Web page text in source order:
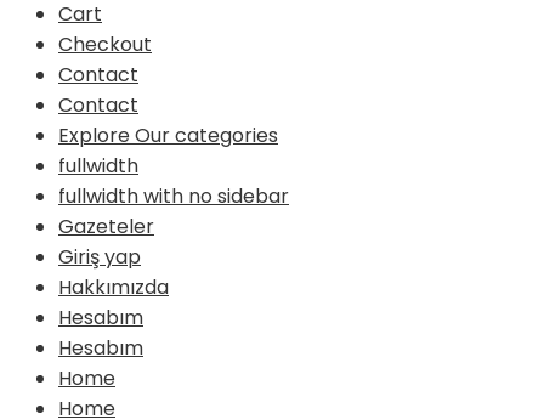
Cart
Checkout
Contact
Contact
Explore Our categories
fullwidth
fullwidth with no sidebar
Gazeteler
Giriş yap
Hakkımızda
Hesabım
Hesabım
Home
Home